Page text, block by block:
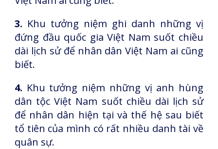
3. Khu tưởng niệm ghi danh những vị
đứng đầu quốc gia Việt Nam suốt chiều
dài lịch sử để nhân dân Việt Nam ai cũng
biết.
4. Khu tưởng niệm những vị anh hùng
dân tộc Việt Nam suốt chiều dài lịch sử
để nhân dân hiện tại và thế hệ sau biết
tổ tiên của mình có rất nhiều danh tài về
quân sự.